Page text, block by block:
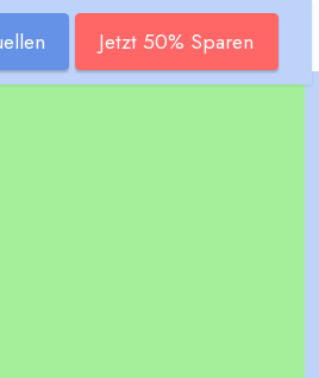
Jetzt 50% Sparen